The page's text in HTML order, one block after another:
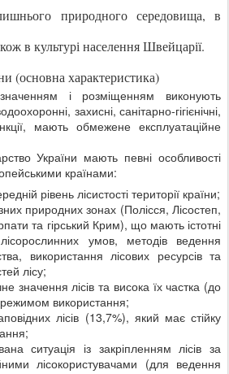
природного середовища, в
в культурі населення Швейцарії.
(основна характеристика)
і розміщенням виконують
захисні, санітарно-гігієнічні,
мають обмежене експлуатаційне
України мають певні особливості
країнами:
рівень лісистості території країни;
природних зонах (Полісся, Лісостеп,
та гірський Крим), що мають істотні
умов, методів ведення
використання лісових ресурсів та
лісу;
значення лісів та висока їх частка (до
використання;
лісів (13,7%), який має стійку
ситуація із закріпленням лісів за
лісокористувачами (для ведення